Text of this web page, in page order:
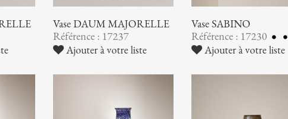
Vase DAUM MAJORELLE
Référence : 17237
Ajouter à votre liste
Vase SABINO
Référence : 17230
Ajouter à votre liste